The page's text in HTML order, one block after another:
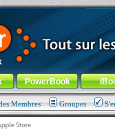
! -Aller au menu de
PowerBook
Membres Groupes